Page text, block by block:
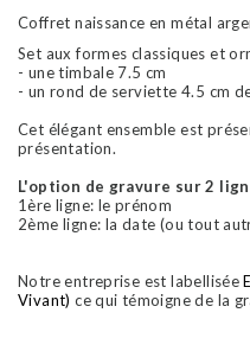
Coffret naissance en métal
Set aux formes classiques et
- une timbale 7.5 cm
- un rond de serviette 4.5 cm
Cet élégant ensemble est
présentation.
L'option de gravure sur 2
1ère ligne: le prénom
2ème ligne: la date (ou tout
Notre entreprise est labellisée
Vivant) ce qui témoigne de la